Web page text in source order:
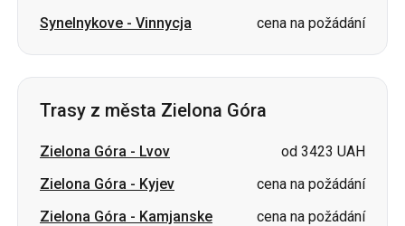
Synelnykove - Vinnycja cena na požádání
Trasy z města Zielona Góra
Zielona Góra - Lvov
od 3423 UAH
Zielona Góra - Kyjev
cena na požádání
Zielona Góra - Kamjanske
cena na požádání